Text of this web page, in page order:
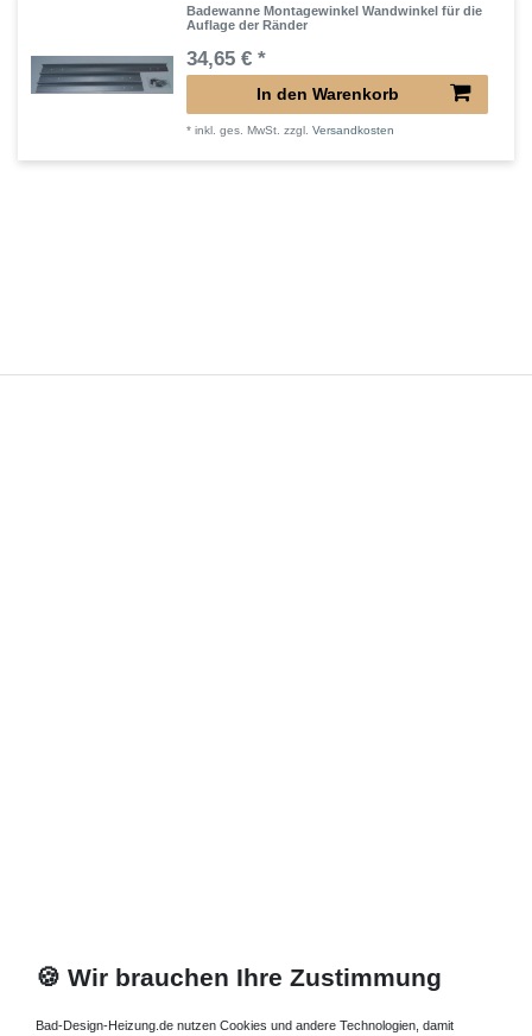
Badewanne Montagewinkel Wandwinkel für die
Auflage der Ränder
34,65 € *
In den Warenkorb
*inkl. ges. MwSt. zzgl.Versandkosten
🍪 Wir brauchen Ihre Zustimmung
Bad-Design-Heizung.de nutzen Cookies und andere Technologien, damit